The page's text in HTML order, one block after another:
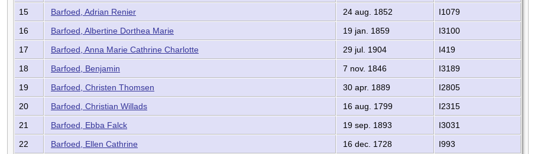
15
Barfoed, Adrian Renier 24 aug. 1852
I1079
16
Barfoed, Albertine Dorthea Marie 19 jan. 1859
I3100
17
Barfoed, Anna Marie Cathrine Charlotte 29 jul. 1904
I419
18
Barfoed, Benjamin 7 nov. 1846
I3189
19
Barfoed, Christen Thomsen 30 apr. 1889
I2805
20
Barfoed, Christian Willads 16 aug. 1799
I2315
21
Barfoed, Ebba Falck 19 sep. 1893
I3031
22
Barfoed, Ellen Cathrine 16 dec. 1728
I993